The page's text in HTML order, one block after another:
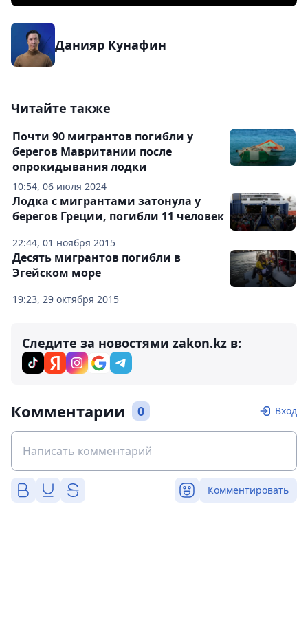
Данияр Кунафин
Читайте также
10:54, 06 июля 2024
Почти 90 мигрантов погибли у
берегов Мавритании после
опрокидывания лодки
22:44, 01 ноября 2015
Лодка с мигрантами затонула у
берегов Греции, погибли 11 человек
19:23, 29 октября 2015
Десять мигрантов погибли в
Эгейском море
Следите за новостями zakon.kz в:
Комментарии 0 Вход
Комментировать